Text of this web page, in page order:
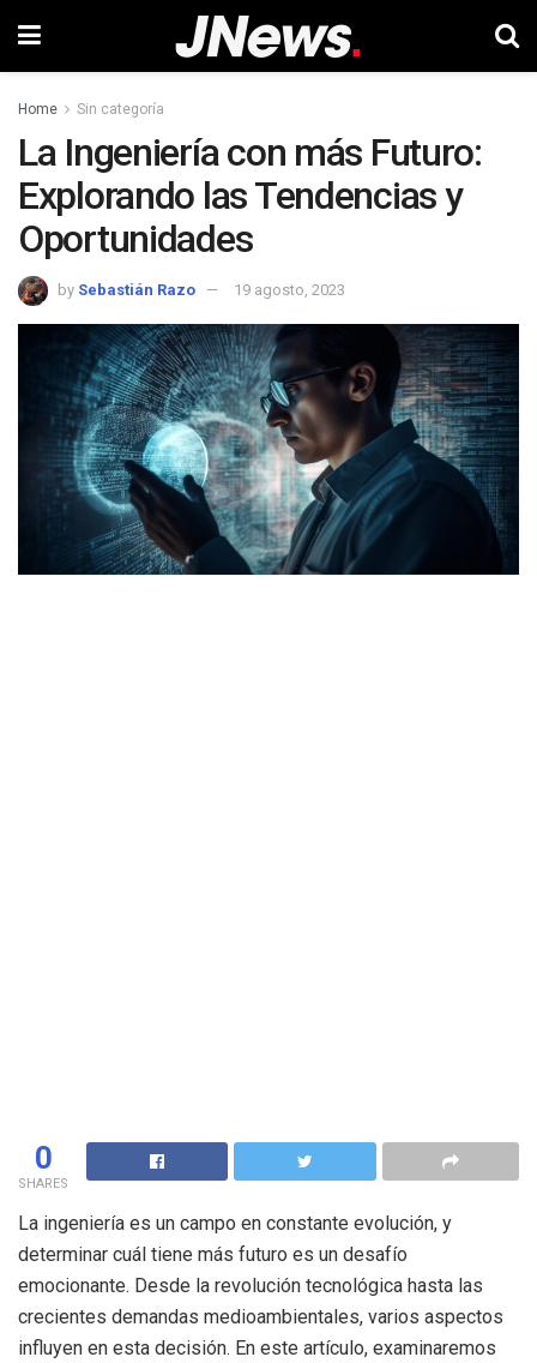
Home Sin categoría
La Ingeniería con más Futuro:
Explorando las Tendencias y
Oportunidades
by Sebastián Razo 19 agosto, 2023
0
SHARES
La ingeniería es un campo en constante evolución, y
determinar cuál tiene más futuro es un desafío
emocionante. Desde la revolución tecnológica hasta las
crecientes demandas medioambientales, varios aspectos
influyen en esta decisión. En este artículo, examinaremos